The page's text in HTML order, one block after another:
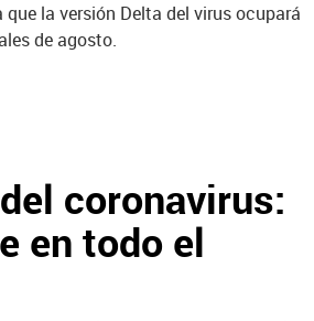
la versión Delta del virus ocupará
de agosto.
coronavirus:
en todo el